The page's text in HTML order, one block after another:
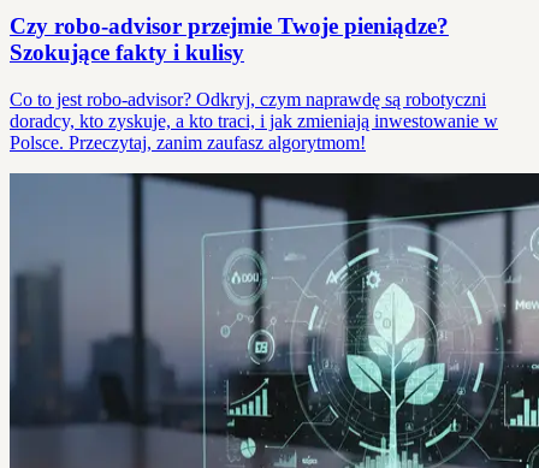
Czy robo-advisor przejmie Twoje pieniądze?
Szokujące fakty i kulisy
Co to jest robo-advisor? Odkryj, czym naprawdę są robotyczni
doradcy, kto zyskuje, a kto traci, i jak zmieniają inwestowanie w
Polsce. Przeczytaj, zanim zaufasz algorytmom!